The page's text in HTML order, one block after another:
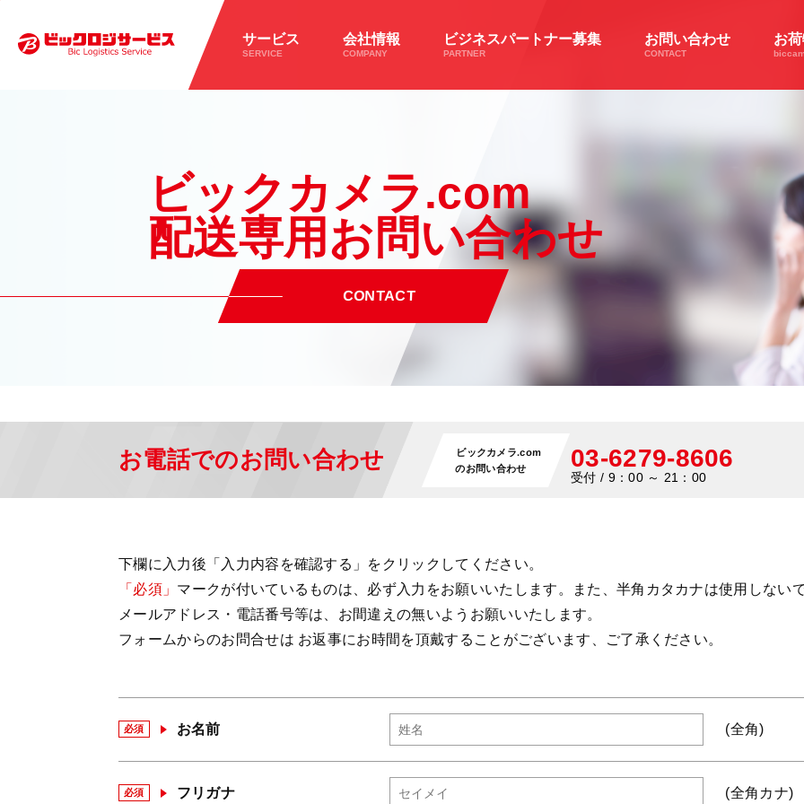
サービス
SERVICE
会社情報
COMPANY
ビジネスパートナー募集
PARTNER
お問い合わせ
CONTACT
お
ビックカメラ.com
配送専用 お問い合わせ
CONTACT
お電話でのお問い合わせ
ビックカメラ.com
のお問い合わせ
03-6279-8606
受付 / 9：00 ～ 21：00
下欄に入力後「入力内容を確認する」をクリックしてください。
「必須」 マークが付いているものは、必ず入力をお願いいたします。また、半角カタカナは使用しないで
メールアドレス・電話番号等は、お間違えの無いようお願いいたします。
フォームからのお問合せは お返事にお時間を頂戴することがございます、ご了承ください。
必須 お名前 (全角)
必須 フリガナ (全角カナ)